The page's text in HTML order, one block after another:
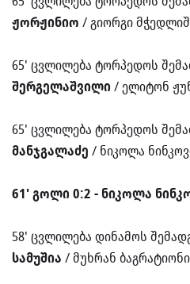
ჟორჟინიო / გიორგი
65' ცვლილება ტორპედოს
შერგელაშვილი/ ელიტონ
65' ცვლილება ტორპედოს
მანჯგალაძე / ნიკოლა
61' გოლი 0:2 - ნიკოლა
58' ცვლილება დინამოს
სამუშია / მუხრან ბაგრატიონი